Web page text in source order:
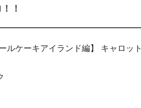
！
ルケーキアイランド編】 キャロット